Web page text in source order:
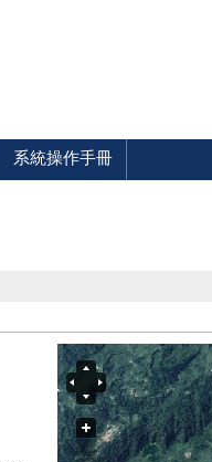
系統操作手冊